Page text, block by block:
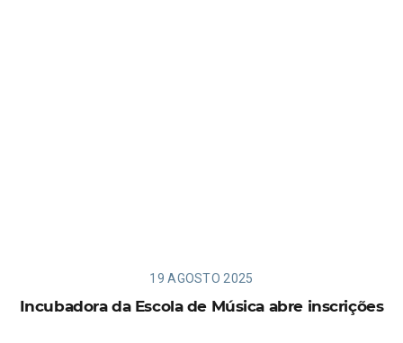
19 AGOSTO 2025
Incubadora da Escola de Música abre inscrições